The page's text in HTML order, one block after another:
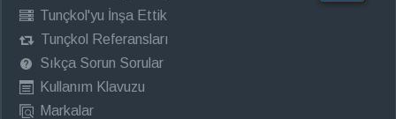
Tunçkol'yu İnşa Ettik
Tunçkol Referansları
Sıkça Sorun Sorular
Kullanım Klavuzu
Markalar